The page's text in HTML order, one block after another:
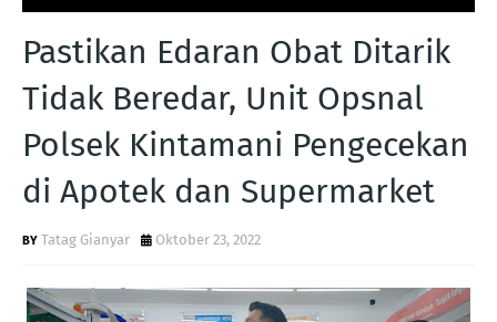
Pastikan Edaran Obat Ditarik
Tidak Beredar, Unit Opsnal
Polsek Kintamani Pengecekan
di Apotek dan Supermarket
Tatag Gianyar Oktober 23, 2022